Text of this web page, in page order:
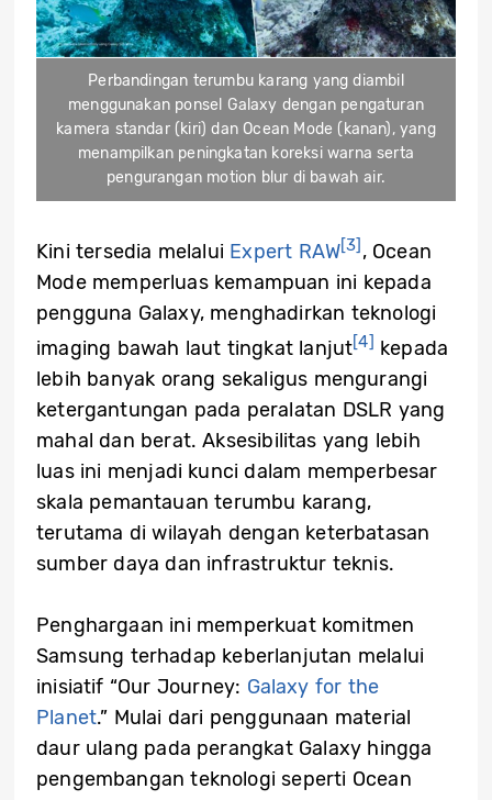
Perbandingan terumbu karang yang diambil
menggunakan ponsel Galaxy dengan pengaturan
kamera standar (kiri) dan Ocean Mode (kanan), yang
menampilkan peningkatan koreksi warna serta
pengurangan motion blur di bawah air.
Kini tersedia melalui Expert RAW[3] , Ocean
Mode memperluas kemampuan ini kepada
pengguna Galaxy, menghadirkan teknologi
imaging bawah laut tingkat lanjut[4] kepada
lebih banyak orang sekaligus mengurangi
ketergantungan pada peralatan DSLR yang
mahal dan berat. Aksesibilitas yang lebih
luas ini menjadi kunci dalam memperbesar
skala pemantauan terumbu karang,
terutama di wilayah dengan keterbatasan
sumber daya dan infrastruktur teknis.
Penghargaan ini memperkuat komitmen
Samsung terhadap keberlanjutan melalui
inisiatif “Our Journey: Galaxy for the
Planet.” Mulai dari penggunaan material
daur ulang pada perangkat Galaxy hingga
pengembangan teknologi seperti Ocean